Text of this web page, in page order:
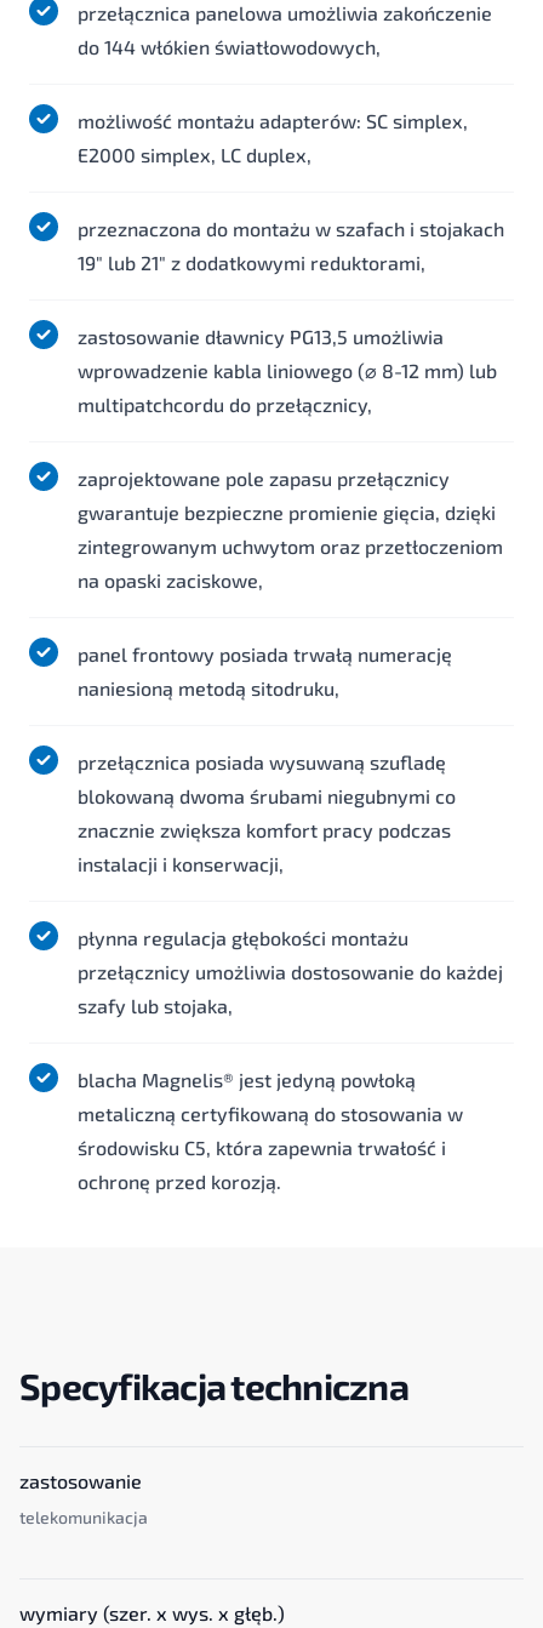
przełącznica panelowa umożliwia zakończenie
do 144 włókien światłowodowych,
możliwość montażu adapterów: SC simplex,
E2000 simplex, LC duplex,
przeznaczona do montażu w szafach i stojakach
19" lub 21" z dodatkowymi reduktorami,
zastosowanie dławnicy PG13,5 umożliwia
wprowadzenie kabla liniowego (⌀ 8-12 mm) lub
multipatchcordu do przełącznicy,
zaprojektowane pole zapasu przełącznicy
gwarantuje bezpieczne promienie gięcia, dzięki
zintegrowanym uchwytom oraz przetłoczeniom
na opaski zaciskowe,
panel frontowy posiada trwałą numerację
naniesioną metodą sitodruku,
przełącznica posiada wysuwaną szufladę
blokowaną dwoma śrubami niegubnymi co
znacznie zwiększa komfort pracy podczas
instalacji i konserwacji,
płynna regulacja głębokości montażu
przełącznicy umożliwia dostosowanie do każdej
szafy lub stojaka,
blacha Magnelis® jest jedyną powłoką
metaliczną certyfikowaną do stosowania w
środowisku C5, która zapewnia trwałość i
ochronę przed korozją.
Specyfikacja techniczna
zastosowanie
telekomunikacja
wymiary (szer. x wys. x głęb.)